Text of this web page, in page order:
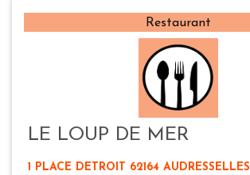
Restaurant
LE LOUP DE MER
1 PLACE DETROIT 62164 AUDRESSELLES